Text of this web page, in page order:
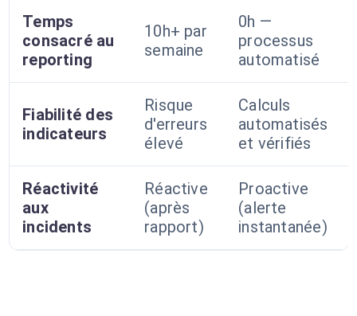
Temps
consacré au
reporting
10h+ par
semaine
0h —
processus
automatisé
Fiabilité des
indicateurs
Risque
d'erreurs
élevé
Calculs
automatisés
et vérifiés
Réactivité
aux
incidents
Réactive
(après
rapport)
Proactive
(alerte
instantanée)